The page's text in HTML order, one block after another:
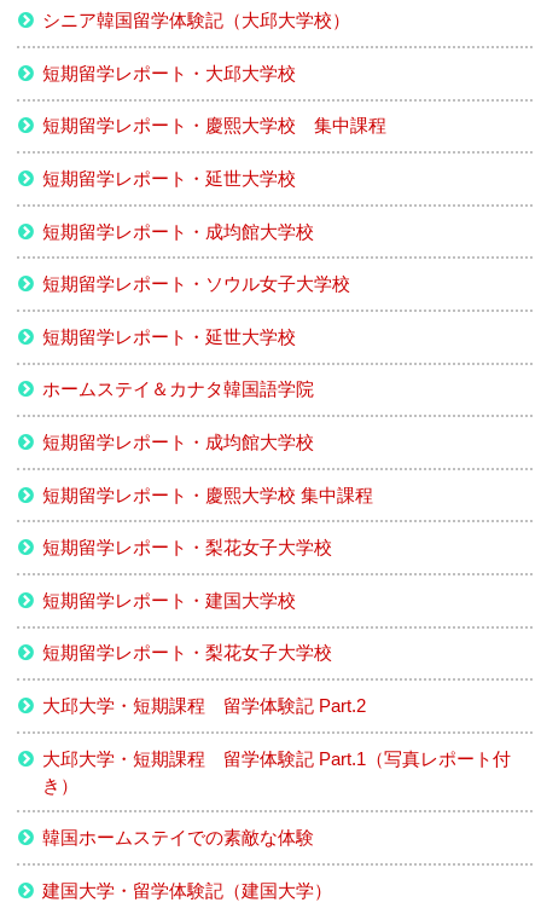
シニア韓国留学体験記（大邱大学校）
短期留学レポート・大邱大学校
短期留学レポート・慶熙大学校 集中課程
短期留学レポート・延世大学校
短期留学レポート・成均館大学校
短期留学レポート・ソウル女子大学校
短期留学レポート・延世大学校
ホームステイ＆カナタ韓国語学院
短期留学レポート・成均館大学校
短期留学レポート・慶熙大学校 集中課程
短期留学レポート・梨花女子大学校
短期留学レポート・建国大学校
短期留学レポート・梨花女子大学校
大邱大学・短期課程 留学体験記 Part.2
大邱大学・短期課程 留学体験記 Part.1（写真レポート付
き）
韓国ホームステイでの素敵な体験
建国大学・留学体験記（建国大学）